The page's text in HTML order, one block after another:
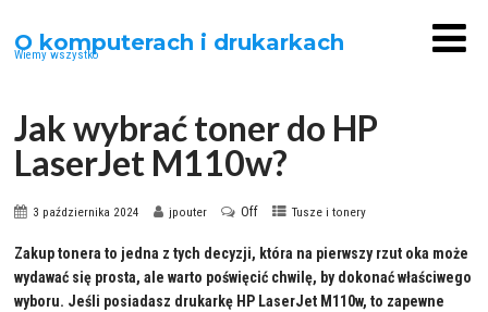
O komputerach i drukarkach
Wiemy wszystko
Jak wybrać toner do HP
LaserJet M110w?
3 października 2024 jpouter Off Tusze i tonery
Zakup tonera to jedna z tych decyzji, która na pierwszy rzut oka może
wydawać się prosta, ale warto poświęcić chwilę, by dokonać właściwego
wyboru. Jeśli posiadasz drukarkę HP LaserJet M110w, to zapewne